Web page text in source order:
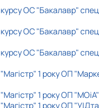
ОС "Бакалавр"
ОС "Бакалавр"
ОС "Бакалавр"
1 року ОП
1 року ОП "МОіА"
1 року ОП "УІДта